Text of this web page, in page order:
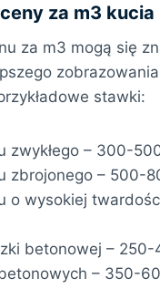
za m3
za m3 mogą się
stawki:
zwykłego – 300-
zbrojonego – 500-
o wysokiej
betonowej – 250-
– 350-